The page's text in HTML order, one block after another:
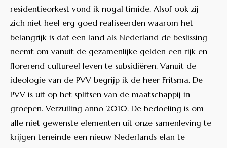
residentieorkest vond ik nogal timide. Alsof ook zij
zich niet heel erg goed realiseerden waarom het
belangrijk is dat een land als Nederland de beslissing
neemt om vanuit de gezamenlijke gelden een rijk en
florerend cultureel leven te subsidiëren. Vanuit de
ideologie van de PVV begrijp ik de heer Fritsma. De
PVV is uit op het splitsen van de maatschappij in
groepen. Verzuiling anno 2010. De bedoeling is om
alle niet gewenste elementen uit onze samenleving te
krijgen teneinde een nieuw Nederlands elan te